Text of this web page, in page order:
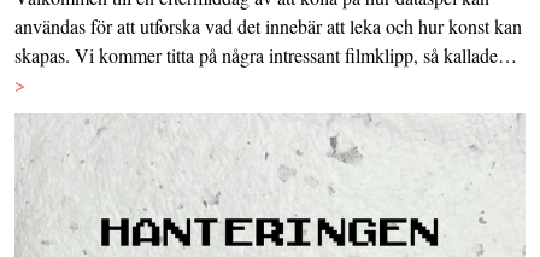
användas för att utforska vad det innebär att leka och hur konst kan
skapas. Vi kommer titta på några intressant filmklipp, så kallade…
>